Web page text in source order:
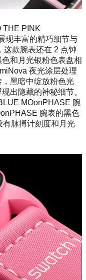
THE PINK
现丰富的精巧细节与
这款腕表还在 2 点钟
和月光银粉色表盘相
夜光涂层处理
黑暗中绽放粉色光
出隐藏的神秘细节。
MOonPHASE 腕
nPHASE 腕表的黑色
有脉搏计刻度和月光